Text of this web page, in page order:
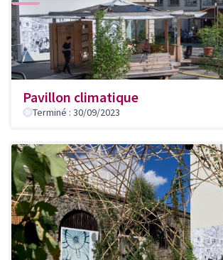
Pavillon climatique
Terminé : 30/09/2023